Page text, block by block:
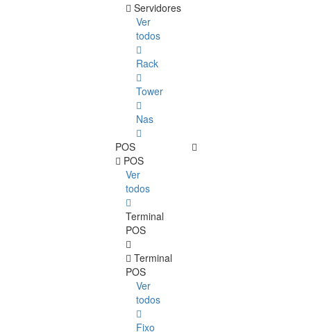
Servidores
Ver
todos
Rack
Tower
Nas
POS
POS
Ver
todos
Terminal
POS
Terminal
POS
Ver
todos
Fixo